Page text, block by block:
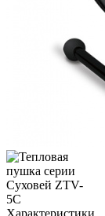
Характеристики